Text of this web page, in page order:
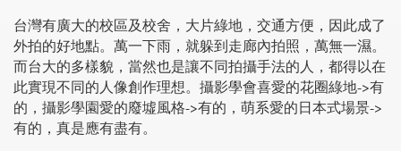
台灣有廣大的校區及校舍，大片綠地，交通方便，因此成了
外拍的好地點。萬一下雨，就躲到走廊內拍照，萬無一濕。
而台大的多樣貌，當然也是讓不同拍攝手法的人，都得以在
此實現不同的人像創作理想。攝影學會喜愛的花圈綠地->有
的，攝影學園愛的廢墟風格->有的，萌系愛的日本式場景->
有的，真是應有盡有。